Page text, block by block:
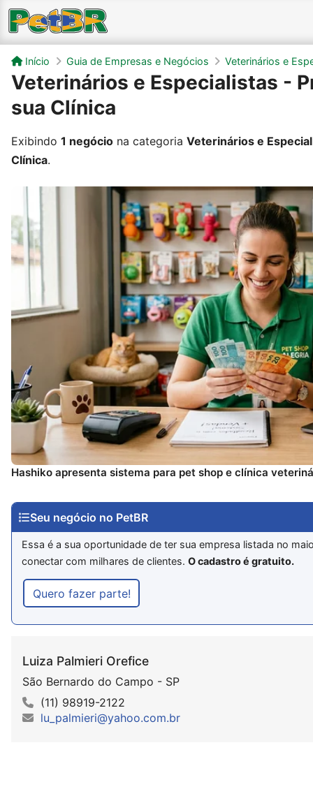
Início Guia de Empresas e Negócios Veterinários e
Veterinários e Especialistas -
sua Clínica
Exibindo 1 negócio na categoria Veterinários e
Clínica.
Hashiko apresenta sistema para pet shop e clínica
Seu negócio no PetBR
Essa é a sua oportunidade de ter sua empresa listada no
conectar com milhares de clientes.O cadastro é gratuito.
Quero fazer parte!
Luiza Palmieri Orefice
São Bernardo do Campo - SP
(11) 98919-2122
lu_palmieri@yahoo.com.br